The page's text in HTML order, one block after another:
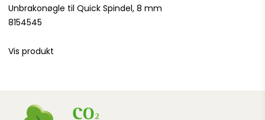
Unbrakonøgle til Quick Spindel, 8 mm
8154545
Vis produkt